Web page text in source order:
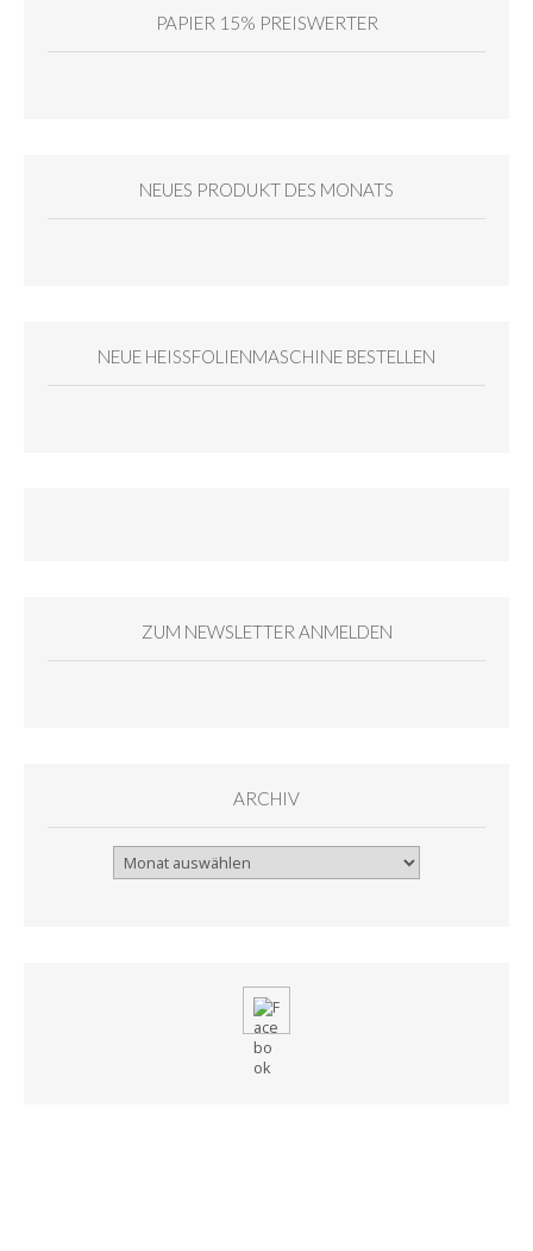
PAPIER 15% PREISWERTER
NEUES PRODUKT DES MONATS
NEUE HEISSFOLIENMASCHINE BESTELLEN
ZUM NEWSLETTER ANMELDEN
ARCHIV
Archiv